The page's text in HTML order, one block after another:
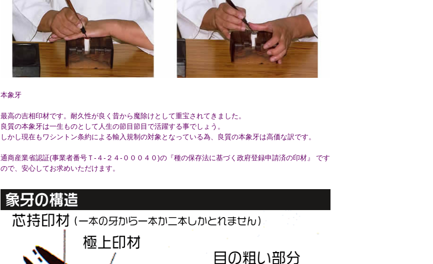
本象牙
最高の吉相印材です。耐久性が良く昔から魔除けとして重宝されてきました。
良質の本象牙は一生ものとして人生の節目節目で活躍する事でしょう。
しかし現在もワシントン条約による輸入規制の対象となっている為、良質の本象牙は高価な訳です。
通商産業省認証(事業者番号Ｔ-４-２４-０００４０)の『種の保存法に基づく政府登録申請済の印材』 です
ので、安心してお求めいただけます。